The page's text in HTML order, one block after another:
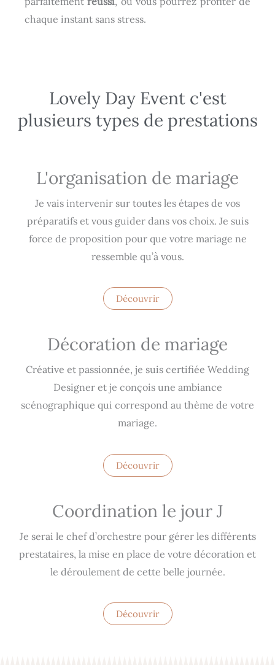
chaque instant sans stress.
Lovely Day Event c'est
plusieurs types de prestations
L'organisation de mariage
Je vais intervenir sur toutes les étapes de vos
préparatifs et vous guider dans vos choix. Je suis
force de proposition pour que votre mariage ne
ressemble qu’à vous.
Découvrir
Décoration de mariage
Créative et passionnée, je suis certifiée Wedding
Designer et je conçois une ambiance
scénographique qui correspond au thème de votre
mariage.
Découvrir
Coordination le jour J
Je serai le chef d’orchestre pour gérer les différents
prestataires, la mise en place de votre décoration et
le déroulement de cette belle journée.
Découvrir